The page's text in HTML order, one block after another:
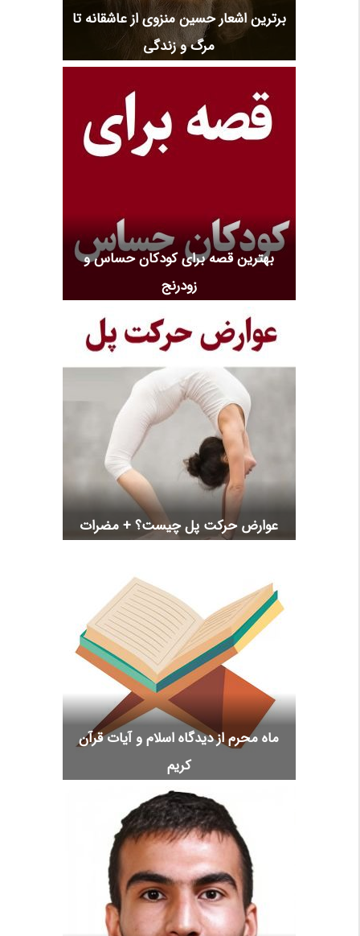
برترین اشعار حسین منزوی از عاشقانه تا
مرگ و زندگی
بهترین قصه برای کودکان حساس و
زودرنج
عوارض حرکت پل چیست؟ + مضرات
ماه محرم از دیدگاه اسلام و آیات قرآن
کریم